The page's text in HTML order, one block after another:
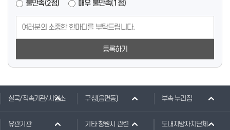
불만족(2점)
매우 불만족(1점)
등록하기
실국/직속기관/사업소 구청(읍면동) 부속 누리집
유관기관 기타 창원시 관련 도내지방자치단체